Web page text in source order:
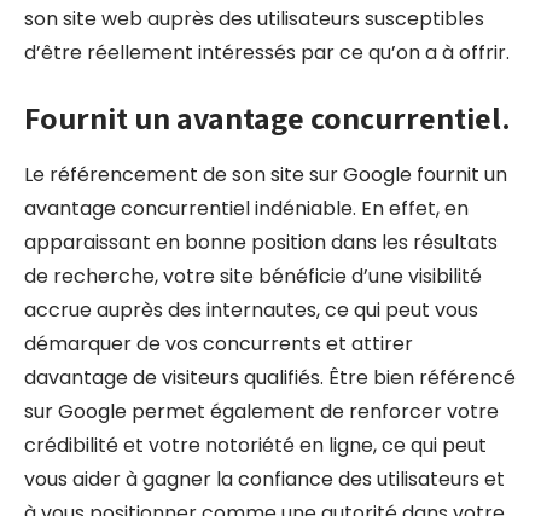
son site web auprès des utilisateurs susceptibles
d’être réellement intéressés par ce qu’on a à offrir.
Fournit un avantage concurrentiel.
Le référencement de son site sur Google fournit un
avantage concurrentiel indéniable. En effet, en
apparaissant en bonne position dans les résultats
de recherche, votre site bénéficie d’une visibilité
accrue auprès des internautes, ce qui peut vous
démarquer de vos concurrents et attirer
davantage de visiteurs qualifiés. Être bien référencé
sur Google permet également de renforcer votre
crédibilité et votre notoriété en ligne, ce qui peut
vous aider à gagner la confiance des utilisateurs et